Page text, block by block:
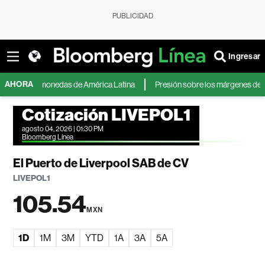
PUBLICIDAD
Ingresar
AHORA
monedas de América Latina Presión sobre los márgenes de
Cotización LIVEPOL1
agosto 04, 2026 | 01:30 PM
Bloomberg Línea
El Puerto de Liverpool SAB de CV
LIVEPOL1
105.54MXN
1D 1M 3M YTD 1A 3A 5A